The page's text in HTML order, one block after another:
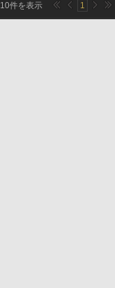
10件を表示 1